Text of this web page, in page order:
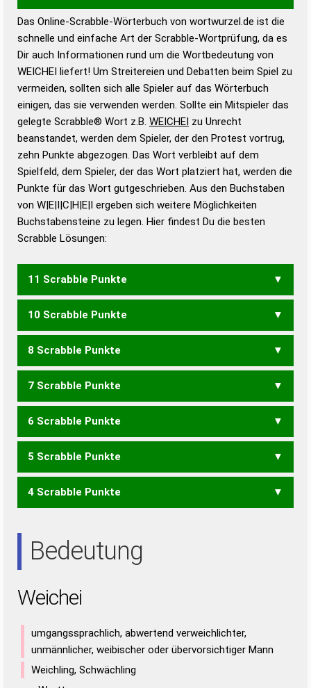
Wortwurzel liefert mit Hilfe eines semantischen
Wortanalyse-Algorithmus gute Anhaltspunkte zu
Wortbedeutung, Worttrennung und Wortform, um die
Gültigkeit eines Wortes für das Scrabble-Spiel zu
bestimmen!
zugelassene Turnier Scrabble-
Wörterbücher sind:
Duden – Standardwerk in 12 Bänden
Duden – Richtiges und gutes
Deutsch
Duden – Die deutsche Grammatik
Duden – Deutsches
Das Online-Scrabble-Wörterbuch von wortwurzel.de ist die
schnelle und einfache Art der Scrabble-Wortprüfung, da es
Dir auch Informationen rund um die Wortbedeutung von
WEICHEI liefert! Um Streitereien und Debatten beim Spiel zu
vermeiden, sollten sich alle Spieler auf das Wörterbuch
einigen, das sie verwenden werden. Sollte ein Mitspieler das
gelegte Scrabble® Wort z.B. WEICHEI zu Unrecht
beanstandet, werden dem Spieler, der den Protest vortrug,
zehn Punkte abgezogen. Das Wort verbleibt auf dem
Spielfeld, dem Spieler, der das Wort platziert hat, werden die
Punkte für das Wort gutgeschrieben. Aus den Buchstaben
von W|E|I|C|H|E|I ergeben sich weitere Möglichkeiten
Buchstabensteine zu legen. Hier findest Du die besten
Scrabble Lösungen:
11 Scrabble Punkte
WICHE
10 Scrabble Punkte
WICH
8 Scrabble Punkte
EHEC WEIHE
7 Scrabble Punkte
CHI HIWI WEHE WEIH
6 Scrabble Punkte
ICE WEH
5 Scrabble Punkte
EWE WIE
4 Scrabble Punkte
Bedeutung
Weichei
umgangssprachlich, abwertend verweichlichter,
unmännlicher, weibischer oder übervorsichtiger Mann
Weichling, Schwächling